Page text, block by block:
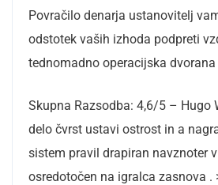
Povračilo denarja ustanovitelj
odstotek vaših izhoda podpreti
tednomadno operacijska
Skupna Razsodba: 4,6/5 – Hugo
delo čvrst ustavi ostrost in a
sistem pravil drapiran navznoter
osredotočen na igralca zasnova .